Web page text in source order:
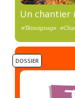
Un chantier
#Témoignage
DOSSIER